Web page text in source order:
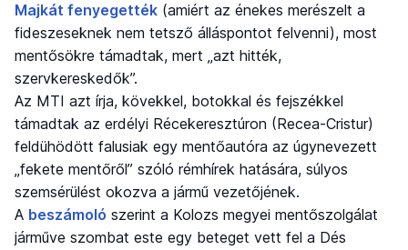
Majkát fenyegették (amiért az énekes merészelt a
fideszeseknek nem tetsző álláspontot felvenni), most
mentősökre támadtak, mert „azt hitték,
szervkereskedők”.
Az MTI azt írja, kövekkel, botokkal és fejszékkel
támadtak az erdélyi Récekeresztúron (Recea-Cristur)
feldühödött falusiak egy mentőautóra az úgynevezett
„fekete mentőről” szóló rémhírek hatására, súlyos
szemsérülést okozva a jármű vezetőjének.
A beszámoló szerint a Kolozs megyei mentőszolgálat
járműve szombat este egy beteget vett fel a Dés